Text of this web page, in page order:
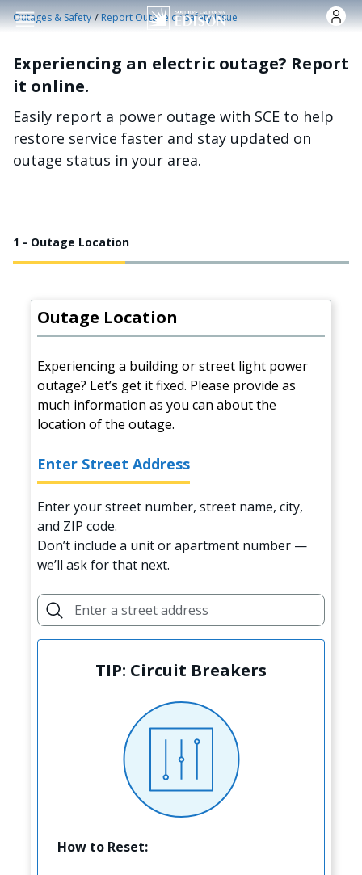
Skip to main content
Outages & Safety /Report Outage or Safety Issue
Experiencing an electric outage? Report
it online.
Easily report a power outage with SCE to help
restore service faster and stay updated on
outage status in your area.
1 - Outage Location
Outage Location
Experiencing a building or street light power
outage? Let’s get it fixed. Please provide as
much information as you can about the
location of the outage.
Enter Street Address
Enter your street number, street name, city,
and ZIP code.
Don’t include a unit or apartment number —
we’ll ask for that next.
TIP: Circuit Breakers
How to Reset: